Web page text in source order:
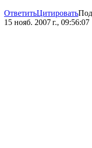
ОтветитьЦитировать
15 нояб. 2007 г., 09:56:07